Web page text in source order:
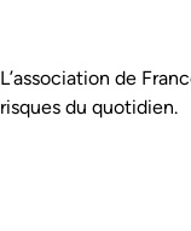
Assurance Prévention
L’association de
risques du quotidien.